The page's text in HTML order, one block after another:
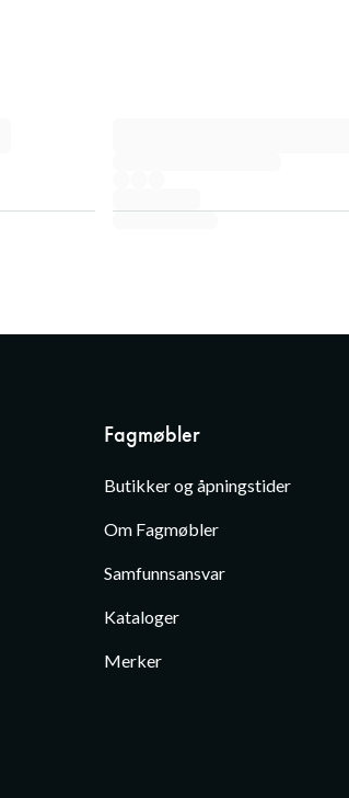
Fagmøbler
Butikker og åpningstider
Om Fagmøbler
Samfunnsansvar
Kataloger
Merker